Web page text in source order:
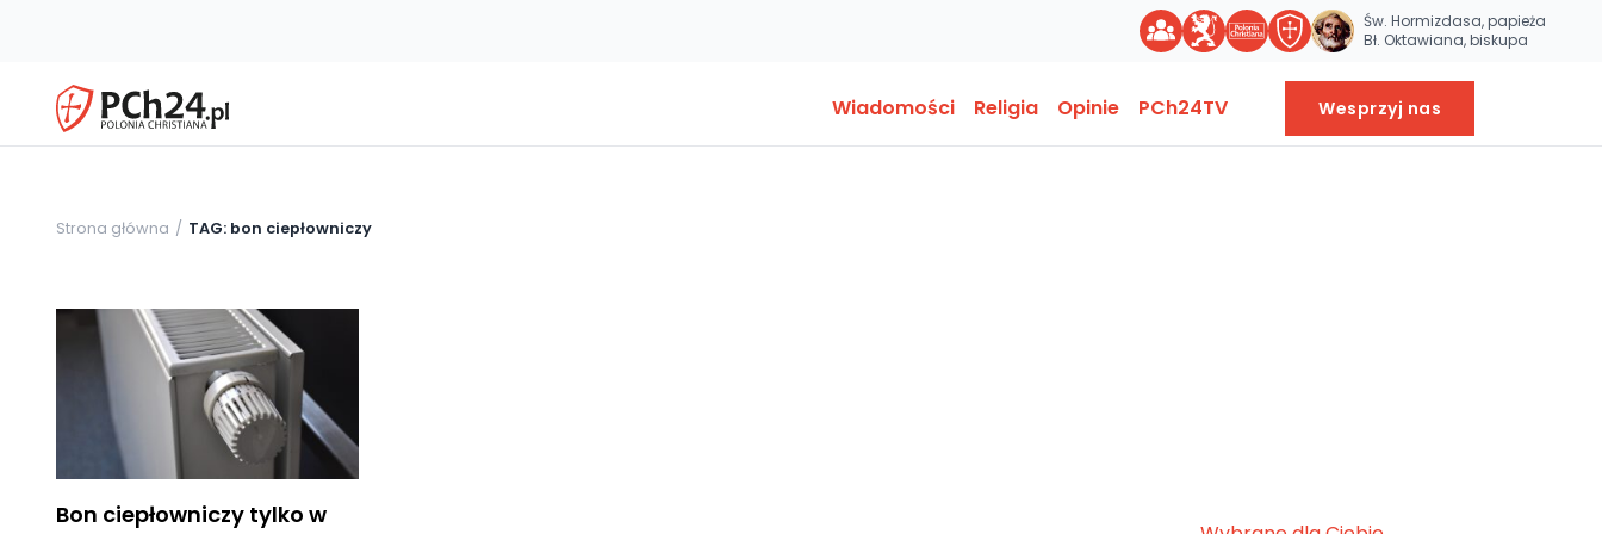
Św. Hormizdasa, papieża
Bł. Oktawiana, biskupa
Wiadomości Religia Opinie PCh24TV Wesprzyj nas
Strona główna TAG: bon ciepłowniczy
Bon ciepłowniczy tylko w